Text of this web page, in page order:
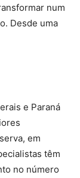
num
Desde uma
e Paraná
em
têm
no número